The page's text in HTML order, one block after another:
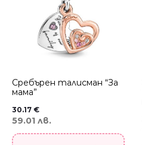
Сребърен талисман “За
мама”
30.17 €
59.01 лв.